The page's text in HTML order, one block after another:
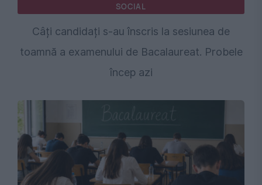
SOCIAL
Câți candidați s-au înscris la sesiunea de
toamnă a examenului de Bacalaureat. Probele
încep azi